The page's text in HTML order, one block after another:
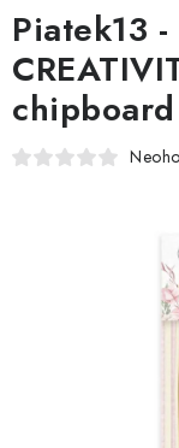
VŠECHNO ZBOŽÍ
KNIHAŘSKÝ
MOJE
Piatek13 -